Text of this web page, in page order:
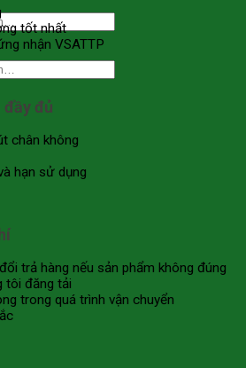
tốt nhất
nhận VSATTP
đủ
chân không
hạn sử dụng
trả hàng nếu sản phẩm không đúng
tôi đăng tải
trong quá trình vận chuyển